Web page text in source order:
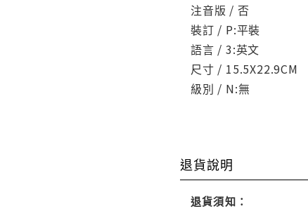
注音版 / 否
裝訂 / P:平裝
語言 / 3:英文
尺寸 / 15.5X22.9CM
級別 / N:無
退貨說明
退貨須知：